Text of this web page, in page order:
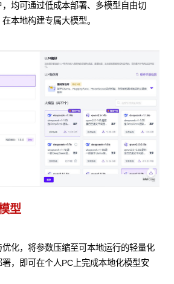
均可通过低成本部署、多模型自由切
本地构建专属大模型。
型
化，将参数压缩至可本地运行的轻量化
，即可在个人PC上完成本地化模型安